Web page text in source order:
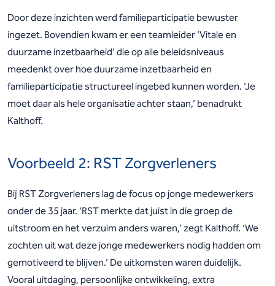
Door deze inzichten werd familieparticipatie bewuster
ingezet. Bovendien kwam er een teamleider ‘Vitale en
duurzame inzetbaarheid’ die op alle beleidsniveaus
meedenkt over hoe duurzame inzetbaarheid en
familieparticipatie structureel ingebed kunnen worden. ‘Je
moet daar als hele organisatie achter staan,’ benadrukt
Kalthoff.
Voorbeeld 2: RST Zorgverleners
Bij RST Zorgverleners lag de focus op jonge medewerkers
onder de 35 jaar. ‘RST merkte dat juist in die groep de
uitstroom en het verzuim anders waren,’ zegt Kalthoff. ‘We
zochten uit wat deze jonge medewerkers nodig hadden om
gemotiveerd te blijven.’ De uitkomsten waren duidelijk.
Vooral uitdaging, persoonlijke ontwikkeling, extra